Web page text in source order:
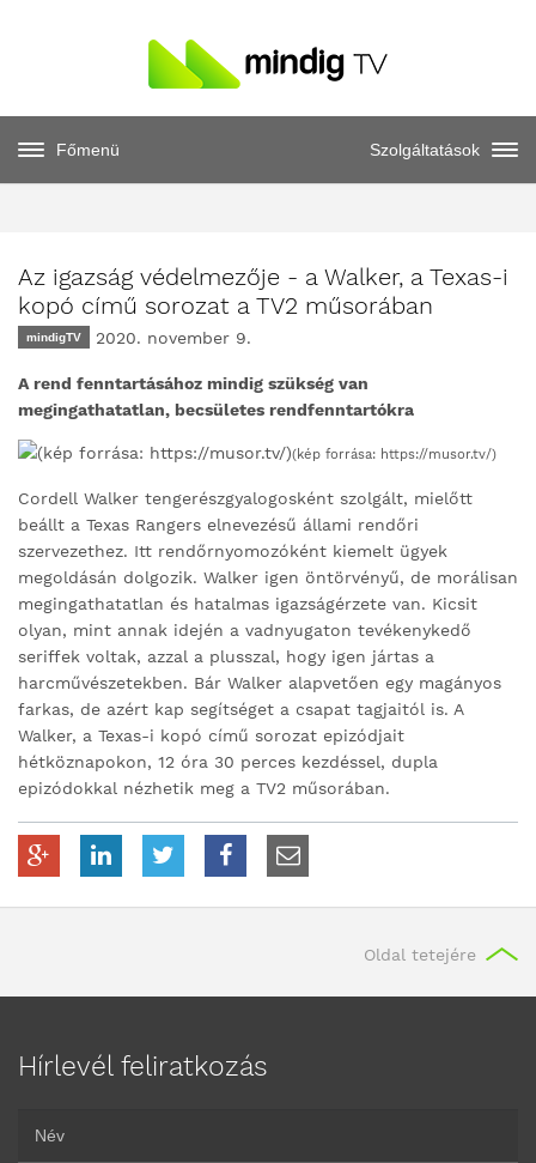
Főmenü Szolgáltatások
Az igazság védelmezője - a Walker, a Texas-i
kopó című sorozat a TV2 műsorában
mindigTV 2020. november 9.
A rend fenntartásához mindig szükség van
megingathatatlan, becsületes rendfenntartókra
(kép forrása: https://musor.tv/)
Cordell Walker tengerészgyalogosként szolgált, mielőtt
beállt a Texas Rangers elnevezésű állami rendőri
szervezethez. Itt rendőrnyomozóként kiemelt ügyek
megoldásán dolgozik. Walker igen öntörvényű, de morálisan
megingathatatlan és hatalmas igazságérzete van. Kicsit
olyan, mint annak idején a vadnyugaton tevékenykedő
seriffek voltak, azzal a plusszal, hogy igen jártas a
harcművészetekben. Bár Walker alapvetően egy magányos
farkas, de azért kap segítséget a csapat tagjaitól is. A
Walker, a Texas-i kopó című sorozat epizódjait
hétköznapokon, 12 óra 30 perces kezdéssel, dupla
epizódokkal nézhetik meg a TV2 műsorában.
Oldal tetejére
Hírlevél feliratkozás